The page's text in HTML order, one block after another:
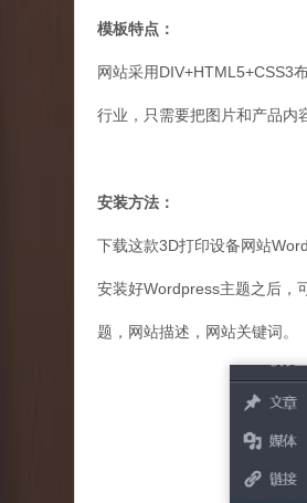
模板特点：
网站采用DIV+HTML5+CSS3
行业，只需要把图片和产品内
安装方法：
下载这款3D打印设备网站
安装好Wordpress主题之后，
题，网站描述，网站关键词。